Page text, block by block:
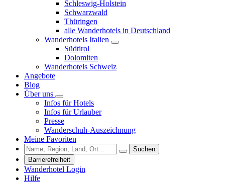
Schleswig-Holstein
Schwarzwald
Thüringen
alle Wanderhotels in Deutschland
Wanderhotels Italien
Südtirol
Dolomiten
Wanderhotels Schweiz
Angebote
Blog
Über uns
Infos für Hotels
Infos für Urlauber
Presse
Wanderschuh-Auszeichnung
Meine Favoriten
Suchen
Barrierefreiheit
Wanderhotel Login
Hilfe